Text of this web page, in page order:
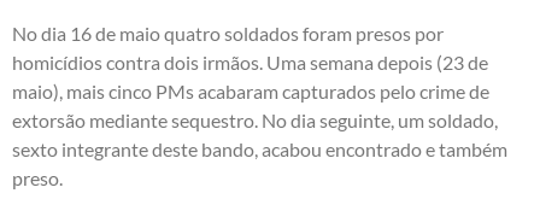
No dia 16 de maio quatro soldados foram presos por
homicídios contra dois irmãos. Uma semana depois (23 de
maio), mais cinco PMs acabaram capturados pelo crime de
extorsão mediante sequestro. No dia seguinte, um soldado,
sexto integrante deste bando, acabou encontrado e também
preso.